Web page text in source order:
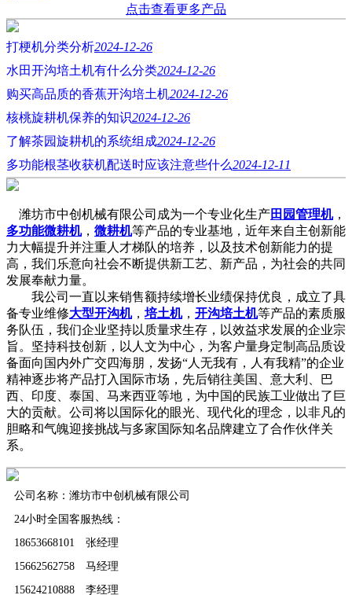
点击查看更多产品
打梗机分类分析2024-12-26
水田开沟培土机有什么分类2024-12-26
购买高品质的香蕉开沟培土机2024-12-26
核桃旋耕机保养的知识2024-12-26
了解茶园旋耕机的系统组成2024-12-26
多功能根茎收获机配送时应该注意些什么2024-12-11
潍坊市中创机械有限公司成为一个专业化生产田园管理机，
多功能微耕机， 微耕机等产品的专业基地，近年来自主创新能
力大幅提升并注重人才梯队的培养，以及技术创新能力的提
高，我们乐意向社会不断提供新工艺、新产品，为社会的共同
发展奉献力量。
我公司一直以来销售额持续增长业绩保持优良，成立了具
备专业维修大型开沟机， 培土机， 开沟培土机等产品的素质服
务队伍，我们企业坚持以质量求生存，以效益求发展的企业宗
旨。坚持科技创新，以人文为中心，为客户量身定制高品质设
备面向国内外广交四海朋，发扬“人无我有，人有我精”的企业
精神逐步将产品打入国际市场，先后销往美国、意大利、巴
西、印度、泰国、马来西亚等地，为中国的民族工业做出了巨
大的贡献。公司将以国际化的眼光、现代化的理念，以非凡的
胆略和气魄迎接挑战与多家国际知名品牌建立了合作伙伴关
系。
公司名称：潍坊市中创机械有限公司
24小时全国客服热线：
18653668101 张经理
15662562758 马经理
15624210888 李经理